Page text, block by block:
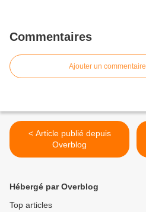
Commentaires
Ajouter un commentaire
< Article publié depuis
Overblog
Hébergé par Overblog
Top articles